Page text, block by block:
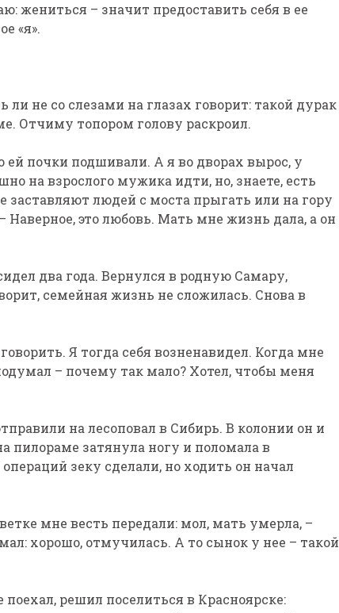
жениться – значит предоставить себя в ее
«я».
не со слезами на глазах говорит: такой дурак
Отчиму топором голову раскроил.
почки подшивали. А я во дворах вырос, у
на взрослого мужика идти, но, знаете, есть
людей с моста прыгать или на гору
Наверное, это любовь. Мать мне жизнь дала, а он
два года. Вернулся в родную Самару,
семейная жизнь не сложилась. Снова в
Я тогда себя возненавидел. Когда мне
– почему так мало? Хотел, чтобы меня
на лесоповал в Сибирь. В колонии он и
пилораме затянула ногу и поломала в
зеку сделали, но ходить он начал
мне весть передали: мол, мать умерла, –
хорошо, отмучилась. А то сынок у нее – такой
поехал, решил поселиться в Красноярске: